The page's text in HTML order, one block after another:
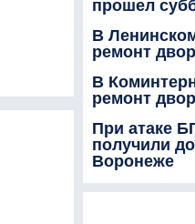
прошел
В
ремонт
В
ремонт
При атаке
получили
Воронеже